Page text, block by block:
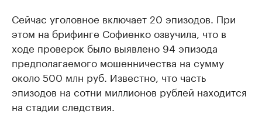
Сейчас уголовное включает 20 эпизодов. При
этом на брифинге Софиенко озвучила, что в
ходе проверок было выявлено 94 эпизода
предполагаемого мошенничества на сумму
около 500 млн руб. Известно, что часть
эпизодов на сотни миллионов рублей находится
на стадии следствия.